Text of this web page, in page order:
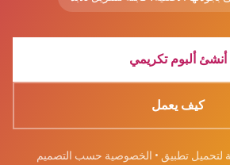
أنشئ ألبوم تكريمي
كيف يعمل
لتحميل تطبيق • الخصوصية حسب التصميم